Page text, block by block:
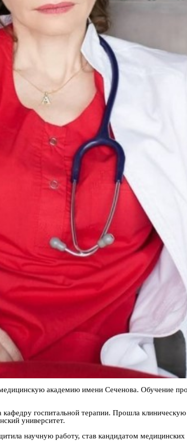
академию имени Сеченова. Обучение
госпитальной терапии. Прошла
университет.
научную работу, став кандидатом медицинских